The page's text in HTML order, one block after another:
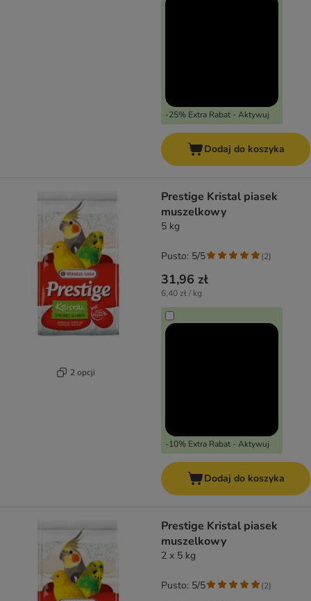
-25% Extra Rabat - Aktywuj
Dodaj do koszyka
2 opcji
Prestige Kristal piasek
muszelkowy
5 kg
31,96 zł
6,40 zł / kg
-10% Extra Rabat - Aktywuj
Pusto: 5/5 (2)
Dodaj do koszyka
Prestige Kristal piasek
muszelkowy
2 x 5 kg
Pusto: 5/5 (2)